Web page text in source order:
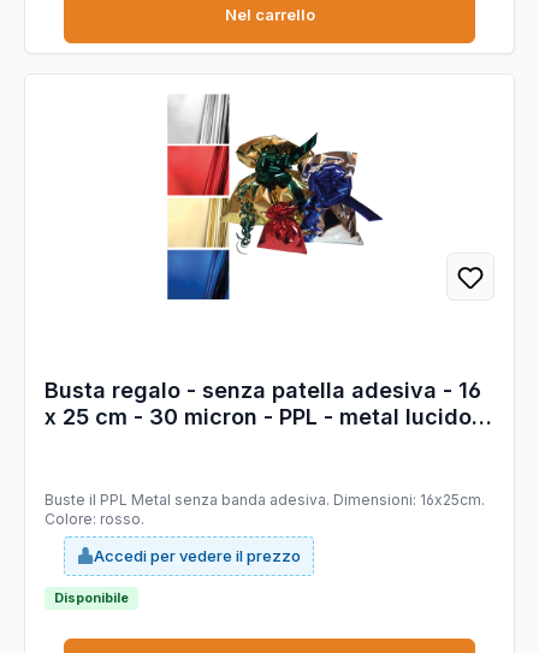
Nel carrello
Busta regalo - senza patella adesiva - 16
x 25 cm - 30 micron - PPL - metal lucido -
Buste il PPL Metal senza banda adesiva. Dimensioni: 16x25cm.
Colore: rosso.
Accedi per vedere il prezzo
Disponibile